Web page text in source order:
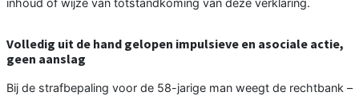
inhoud of wijze van totstandkoming van deze verklaring.
Volledig uit de hand gelopen impulsieve en asociale actie,
geen aanslag
Bij de strafbepaling voor de 58-jarige man weegt de rechtbank –